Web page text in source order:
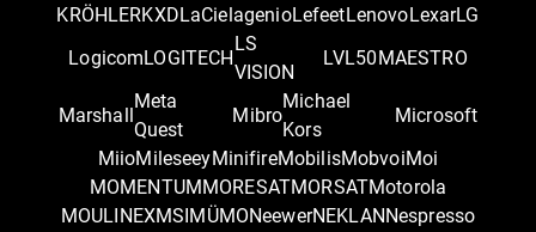
KRÖHLERKXDLaCie lagenioLefeetLenovoLexarLG
LogicomLOGITECH
LS
VISION
LVL50 MAESTRO
Marshall
Meta
Quest
Mibro
Michael
Kors
Microsoft
MiioMileseeyMinifireMobilisMobvoiMoi
MOMENTUM MORESATMORSATMotorola
MOULINEXMSI MÜMONeewerNEKLAN Nespresso